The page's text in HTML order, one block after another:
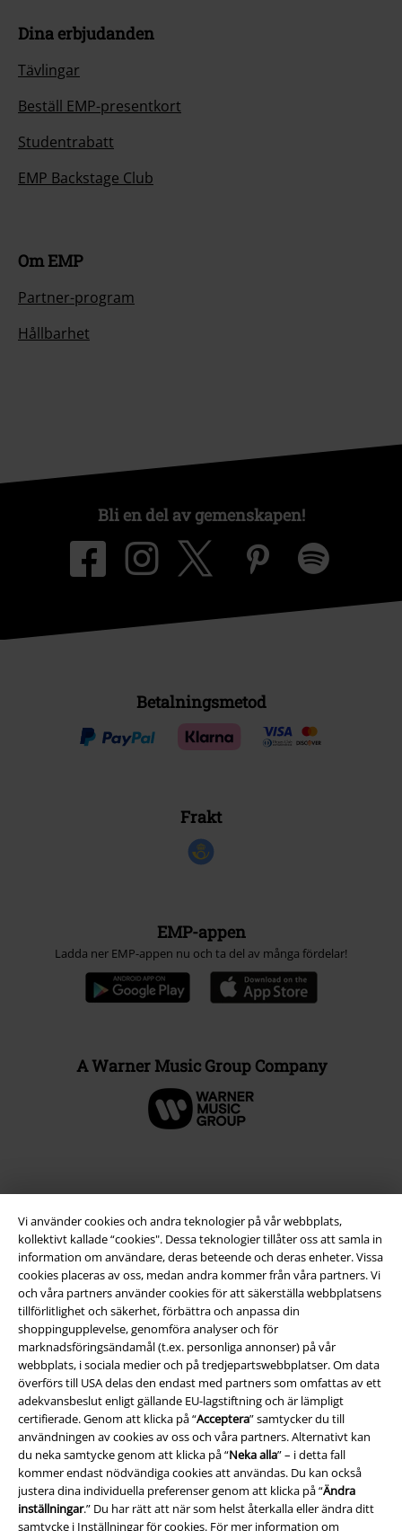
Vi använder cookies och andra teknologier på vår webbplats,
kollektivt kallade “cookies". Dessa teknologier tillåter oss att samla in
information om användare, deras beteende och deras enheter. Vissa
cookies placeras av oss, medan andra kommer från våra partners. Vi
och våra partners använder cookies för att säkerställa webbplatsens
tillförlitlighet och säkerhet, förbättra och anpassa din
shoppingupplevelse, genomföra analyser och för
marknadsföringsändamål (t.ex. personliga annonser) på vår
webbplats, i sociala medier och på tredjepartswebbplatser. Om data
överförs till USA delas den endast med partners som omfattas av ett
adekvansbeslut enligt gällande EU-lagstiftning och är lämpligt
certifierade. Genom att klicka på “Acceptera” samtycker du till
användningen av cookies av oss och våra partners. Alternativt kan
du neka samtycke genom att klicka på “Neka alla” – i detta fall
kommer endast nödvändiga cookies att användas. Du kan också
justera dina individuella preferenser genom att klicka på “Ändra
inställningar.” Du har rätt att när som helst återkalla eller ändra ditt
samtycke i Inställningar för cookies. För mer information om
Dina erbjudanden
Tävlingar
Beställ EMP-presentkort
Studentrabatt
EMP Backstage Club
Om EMP
Partner-program
Hållbarhet
Bli en del av gemenskapen!
Betalningsmetod
Frakt
EMP-appen
Ladda ner EMP-appen nu och ta del av många fördelar!
A Warner Music Group Company
Juridisk information/Villkor
Villkor
Om oss
Ladda ner villkoren
Avfallshantering och miljöskydd
Försäkran om överensstämmelse